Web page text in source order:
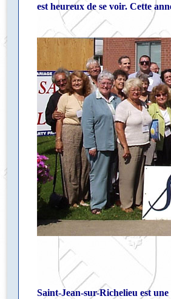
est heureux de se voir. Cette
Photo de
Saint-Jean-sur-Richelieu est